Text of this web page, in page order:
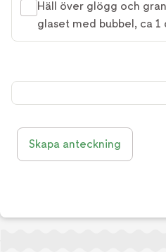
Häll över glögg och
glaset med bubbel, ca 1
Skapa anteckning